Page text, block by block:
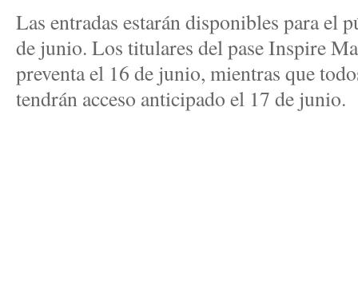
Las entradas estarán disponibles para el
de junio. Los titulares del pase Inspire
preventa el 16 de junio, mientras que
tendrán acceso anticipado el 17 de junio.